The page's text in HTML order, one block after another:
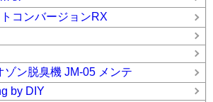
コンバージョンRX
ゾン脱臭機 JM-05 メンテ
by DIY